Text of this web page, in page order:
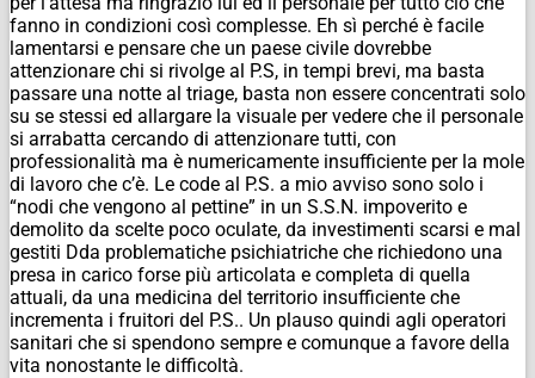
fanno in condizioni così complesse. Eh sì perché è facile
lamentarsi e pensare che un paese civile dovrebbe
attenzionare chi si rivolge al P.S, in tempi brevi, ma basta
passare una notte al triage, basta non essere concentrati solo
su se stessi ed allargare la visuale per vedere che il personale
si arrabatta cercando di attenzionare tutti, con
professionalità ma è numericamente insufficiente per la mole
di lavoro che c’è. Le code al P.S. a mio avviso sono solo i
“nodi che vengono al pettine” in un S.S.N. impoverito e
demolito da scelte poco oculate, da investimenti scarsi e mal
gestiti Dda problematiche psichiatriche che richiedono una
presa in carico forse più articolata e completa di quella
attuali, da una medicina del territorio insufficiente che
incrementa i fruitori del P.S.. Un plauso quindi agli operatori
sanitari che si spendono sempre e comunque a favore della
vita nonostante le difficoltà.